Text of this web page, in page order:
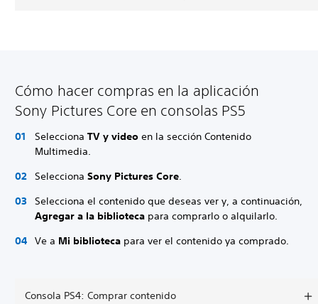
Cómo hacer compras en la aplicación
Sony Pictures Core en consolas PS5
Selecciona TV y video en la sección Contenido
Multimedia.
Selecciona Sony Pictures Core.
Selecciona el contenido que deseas ver y, a continuación,
Agregar a la biblioteca para comprarlo o alquilarlo.
Ve a Mi biblioteca para ver el contenido ya comprado.
Consola PS4: Comprar contenido